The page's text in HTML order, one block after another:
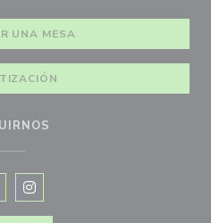
UNA MESA
((abre en una nueva
Instagram ((abre en una